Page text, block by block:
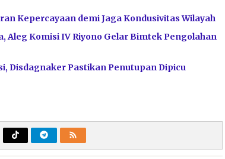
Kepercayaan demi Jaga Kondusivitas Wilayah
Aleg Komisi IV Riyono Gelar Bimtek Pengolahan
Disdagnaker Pastikan Penutupan Dipicu